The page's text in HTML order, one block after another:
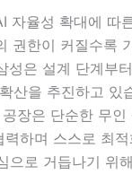
자율성 확대에 따
권한이 커질수록
성은 설계 단계부
산을 추진하고 있
장은 단순한 무
하며 스스로 최
으로 거듭나기 위